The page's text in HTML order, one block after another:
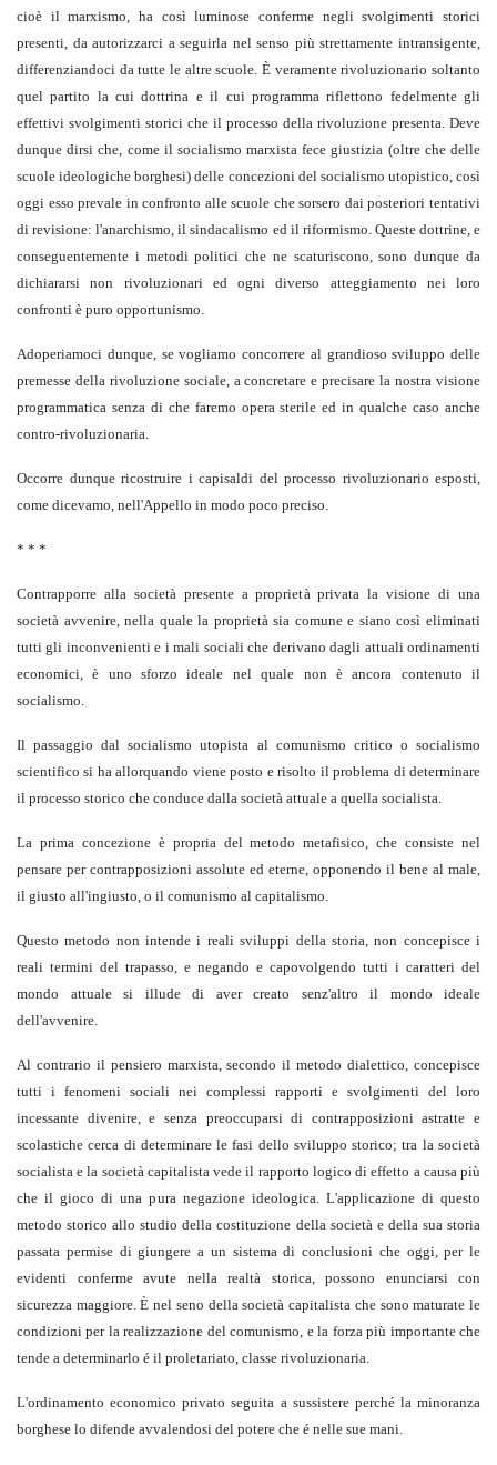
cioè il marxismo, ha così luminose conferme negli svolgimenti storici
presenti, da autorizzarci a seguirla nel senso più strettamente intransigente,
differenziandoci da tutte le altre scuole. È veramente rivoluzionario soltanto
quel partito la cui dottrina e il cui programma riflettono fedelmente gli
effettivi svolgimenti storici che il processo della rivoluzione presenta. Deve
dunque dirsi che, come il socialismo marxista fece giustizia (oltre che delle
scuole ideologiche borghesi) delle concezioni del socialismo utopistico, così
oggi esso prevale in confronto alle scuole che sorsero dai posteriori tentativi
di revisione: l'anarchismo, il sindacalismo ed il riformismo. Queste dottrine, e
conseguentemente i metodi politici che ne scaturiscono, sono dunque da
dichiararsi non rivoluzionari ed ogni diverso atteggiamento nei loro
confronti è puro opportunismo.
Adoperiamoci dunque, se vogliamo concorrere al grandioso sviluppo delle
premesse della rivoluzione sociale, a concretare e precisare la nostra visione
programmatica senza di che faremo opera sterile ed in qualche caso anche
contro-rivoluzionaria.
Occorre dunque ricostruire i capisaldi del processo rivoluzionario esposti,
come dicevamo, nell'Appello in modo poco preciso.
* * *
Contrapporre alla società presente a proprietà privata la visione di una
società avvenire, nella quale la proprietà sia comune e siano così eliminati
tutti gli inconvenienti e i mali sociali che derivano dagli attuali ordinamenti
economici, è uno sforzo ideale nel quale non è ancora contenuto il
socialismo.
Il passaggio dal socialismo utopista al comunismo critico o socialismo
scientifico si ha allorquando viene posto e risolto il problema di determinare
il processo storico che conduce dalla società attuale a quella socialista.
La prima concezione è propria del metodo metafisico, che consiste nel
pensare per contrapposizioni assolute ed eterne, opponendo il bene al male,
il giusto all'ingiusto, o il comunismo al capitalismo.
Questo metodo non intende i reali sviluppi della storia, non concepisce i
reali termini del trapasso, e negando e capovolgendo tutti i caratteri del
mondo attuale si illude di aver creato senz'altro il mondo ideale
dell'avvenire.
Al contrario il pensiero marxista, secondo il metodo dialettico, concepisce
tutti i fenomeni sociali nei complessi rapporti e svolgimenti del loro
incessante divenire, e senza preoccuparsi di contrapposizioni astratte e
scolastiche cerca di determinare le fasi dello sviluppo storico; tra la società
socialista e la società capitalista vede il rapporto logico di effetto a causa più
che il gioco di una pura negazione ideologica. L'applicazione di questo
metodo storico allo studio della costituzione della società e della sua storia
passata permise di giungere a un sistema di conclusioni che oggi, per le
evidenti conferme avute nella realtà storica, possono enunciarsi con
sicurezza maggiore. È nel seno della società capitalista che sono maturate le
condizioni per la realizzazione del comunismo, e la forza più importante che
tende a determinarlo é il proletariato, classe rivoluzionaria.
L'ordinamento economico privato seguita a sussistere perché la minoranza
borghese lo difende avvalendosi del potere che é nelle sue mani.